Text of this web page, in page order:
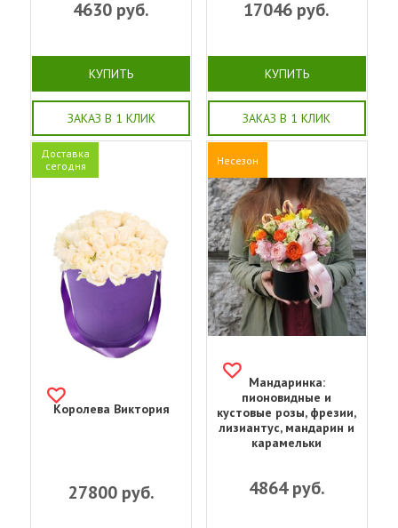
4630 руб.
КУПИТЬ
ЗАКАЗ В 1 КЛИК
17046 руб.
КУПИТЬ
ЗАКАЗ В 1 КЛИК
Доставка
сегодня
Королева Виктория
27800руб.
Несезон
Мандаринка:
пионовидные и
кустовые розы, фрезии,
лизиантус, мандарин и
карамельки
4864руб.